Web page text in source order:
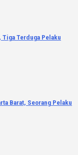
Tiga Terduga Pelaku
Barat, Seorang Pelaku